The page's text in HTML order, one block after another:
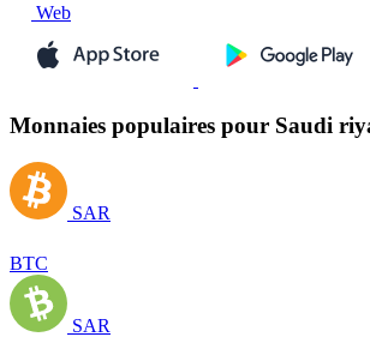
Web
Monnaies populaires pour Saudi
SAR
BTC
SAR